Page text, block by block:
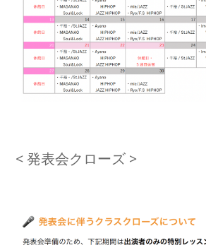
< 発表会クローズ >